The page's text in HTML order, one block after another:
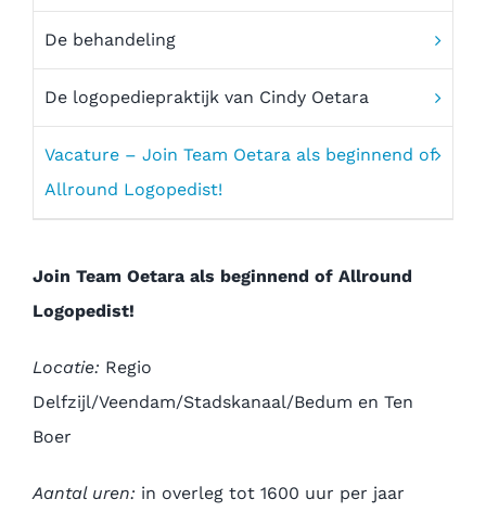
De behandeling
De logopediepraktijk van Cindy Oetara
Vacature – Join Team Oetara als beginnend of
Allround Logopedist!
Join Team Oetara als beginnend of Allround
Logopedist!
Locatie: Regio
Delfzijl/Veendam/Stadskanaal/Bedum en Ten
Boer
Aantal uren: in overleg tot 1600 uur per jaar